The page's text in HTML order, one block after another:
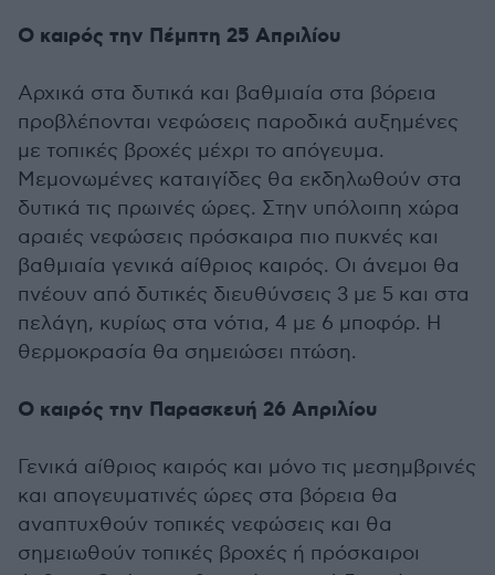
Ο καιρός την Πέμπτη 25 Απριλίου
Αρχικά στα δυτικά και βαθμιαία στα βόρεια
προβλέπονται νεφώσεις παροδικά αυξημένες
με τοπικές βροχές μέχρι το απόγευμα.
Μεμονωμένες καταιγίδες θα εκδηλωθούν στα
δυτικά τις πρωινές ώρες. Στην υπόλοιπη χώρα
αραιές νεφώσεις πρόσκαιρα πιο πυκνές και
βαθμιαία γενικά αίθριος καιρός. Οι άνεμοι θα
πνέουν από δυτικές διευθύνσεις 3 με 5 και στα
πελάγη, κυρίως στα νότια, 4 με 6 μποφόρ. Η
θερμοκρασία θα σημειώσει πτώση.
Ο καιρός την Παρασκευή 26 Απριλίου
Γενικά αίθριος καιρός και μόνο τις μεσημβρινές
και απογευματινές ώρες στα βόρεια θα
αναπτυχθούν τοπικές νεφώσεις και θα
σημειωθούν τοπικές βροχές ή πρόσκαιροι